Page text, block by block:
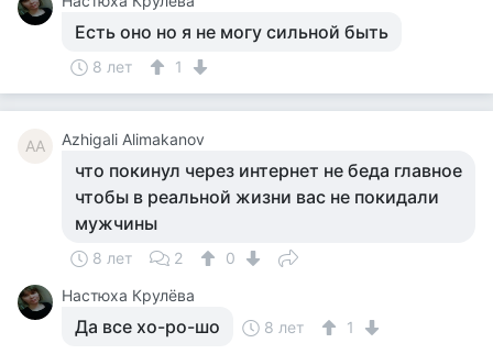
Есть оно но я не могу сильной быть
8 лет 1
AA Azhigali Alimakanov
что покинул через интернет не беда главное
чтобы в реальной жизни вас не покидали
мужчины
8 лет 2
0
Настюха Крулёва
Да все хо-ро-шо 8 лет 1